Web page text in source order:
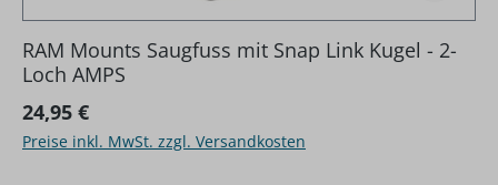
RAM Mounts Saugfuss mit Snap Link Kugel - 2-
Loch AMPS
Regulärer Preis:
24,95 €
Preise inkl. MwSt. zzgl. Versandkosten